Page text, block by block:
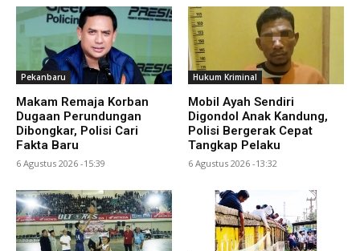
Pekanbaru
Makam Remaja Korban
Dugaan Perundungan
Dibongkar, Polisi Cari
Fakta Baru
6 Agustus 2026 -15:39
Hukum Kriminal
Mobil Ayah Sendiri
Digondol Anak Kandung,
Polisi Bergerak Cepat
Tangkap Pelaku
6 Agustus 2026 -13:32